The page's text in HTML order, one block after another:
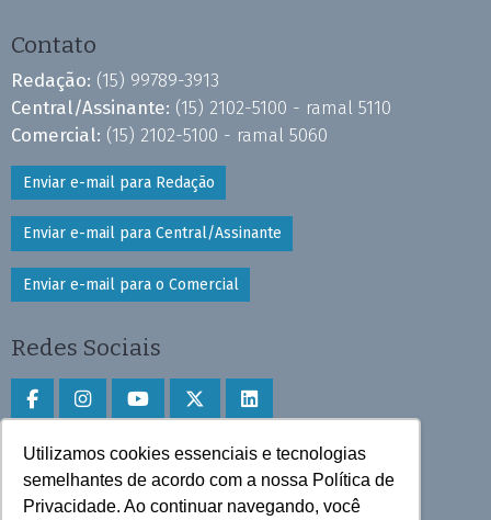
Utilizamos cookies essenciais e tecnologias
semelhantes de acordo com a nossa Política de
Privacidade. Ao continuar navegando, você
Contato
Redação: (15) 99789-3913
Central/Assinante: (15) 2102-5100 - ramal 5110
Comercial: (15) 2102-5100 - ramal 5060
Enviar e-mail para Redação
Enviar e-mail para Central/Assinante
Enviar e-mail para o Comercial
Redes Sociais
Faça download do aplicativo
Play Store e App Store